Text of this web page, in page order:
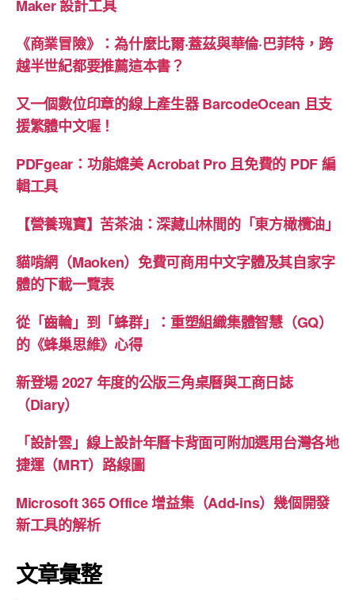
代
「賓
卡
字
Maker 設計工具
《商業冒險》：為什麼比爾·蓋茲與華倫·巴菲特，跨
越半世紀都要推薦這本書？
又一個數位印章的線上產生器 BarcodeOcean 且支
援繁體中文喔！
PDFgear：功能媲美 Acrobat Pro 且免費的 PDF 編
輯工具
【營養瑰寶】苦茶油：深藏山林間的「東方橄欖油」
貓啃網（Maoken）免費可商用中文字體及其自家字
體的下載一覽表
從「齒輪」到「蜂群」：重塑組織集體智慧（GQ）
的《蜂巢思維》心得
新登場 2027 年度的公版三角桌曆與工商日誌
（Diary）
「設計雲」線上設計年曆卡背面可附加選用台灣各地
捷運（MRT）路線圖
Microsoft 365 Office 增益集（Add-ins）幾個開發
新工具的解析
文章彙整